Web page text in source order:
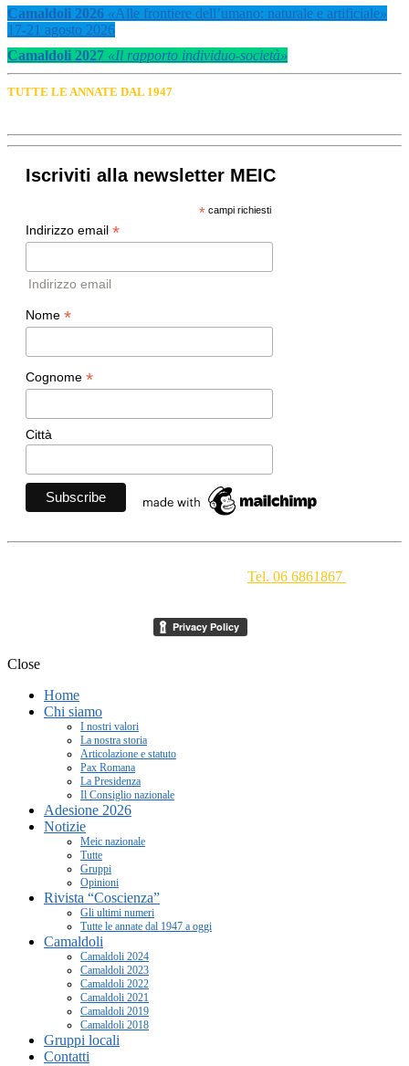
Camaldoli 2026 «Alle frontiere dell’umano: naturale e artificiale»
17-21 agosto 2026
Camaldoli 2027 «Il rapporto individuo-società»
TUTTE LE ANNATE DAL 1947
Iscriviti alla newsletter MEIC
*campi richiesti
Indirizzo email *
Indirizzo email
Nome *
Cognome *
Città
Tel. 06 6861867
Close
Home
Chi siamo
I nostri valori
La nostra storia
Articolazione e statuto
Pax Romana
La Presidenza
Il Consiglio nazionale
Adesione 2026
Notizie
Meic nazionale
Tutte
Gruppi
Opinioni
Rivista “Coscienza”
Gli ultimi numeri
Tutte le annate dal 1947 a oggi
Camaldoli
Camaldoli 2024
Camaldoli 2023
Camaldoli 2022
Camaldoli 2021
Camaldoli 2019
Camaldoli 2018
Gruppi locali
Contatti